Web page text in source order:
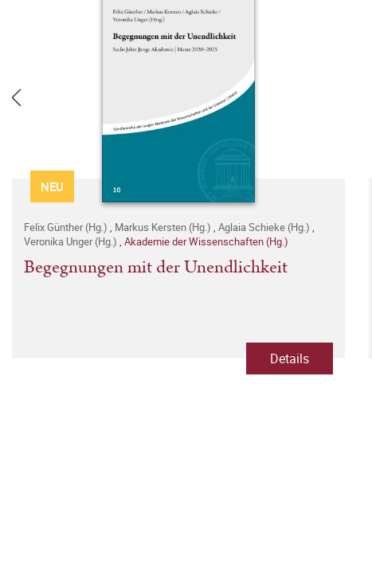
NEU
Felix Günther (Hg.) Markus Kersten (Hg.) Aglaia Schieke (Hg.)
Veronika Unger (Hg.) Akademie der Wissenschaften (Hg.)
Begegnungen mit der Unendlichkeit
Details